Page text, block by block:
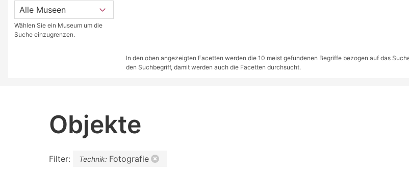
Wählen Sie ein Museum um die
Suche einzugrenzen.
In den oben angezeigten Facetten werden die 10 meist gefundenen Begriffe bezogen auf das
den Suchbegriff, damit werden auch die Facetten durchsucht.
Objekte
Filter: Technik: Fotografie